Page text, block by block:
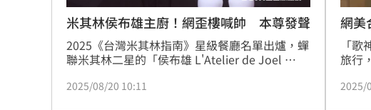
事後甜約滑雪！正妹見他放閃正宮怒告
高雄親子遊樂園區開幕 首日吸引大批人潮 16:27
突破中國打壓！台獲邀太平洋島國論壇峰會 16:25
米其林侯布雄主廚！網歪樓喊帥 本尊發聲
2025《台灣米其林指南》星級餐廳名單出爐，蟬
聯米其林二星的「侯布雄 L'Atelier de Joel
台，網友狂留言洗版直呼「好帥！」對此，梁維
2025/08/20 10:11
網美
「
旅行
也親
2025/